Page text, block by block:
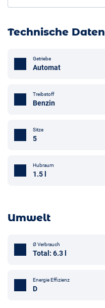
Technische Daten
Getriebe
Automat
Treibstoff
Benzin
Sitze
5
Hubraum
1.5 l
Umwelt
Ø Verbrauch
Total: 6.3 l
Energie Effizienz
D